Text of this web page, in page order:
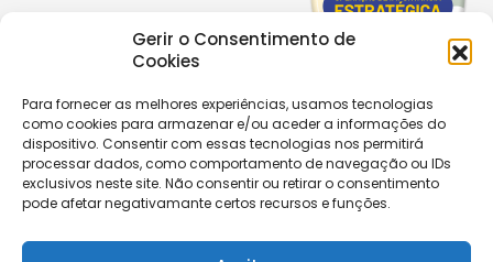
Gerir o Consentimento de
Cookies
Para fornecer as melhores experiências, usamos tecnologias
como cookies para armazenar e/ou aceder a informações do
dispositivo. Consentir com essas tecnologias nos permitirá
processar dados, como comportamento de navegação ou IDs
exclusivos neste site. Não consentir ou retirar o consentimento
pode afetar negativamante certos recursos e funções.
Copyright © 2026 |Equipa de Comunicação Digital
Política de Privacidade| PPPDPAECM|PPRCIC
CONTACTOS